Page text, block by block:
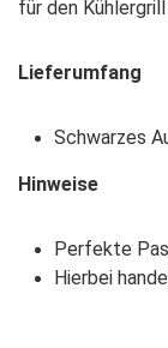
für den Kühlergrill
Lieferumfang
Schwarzes
Hinweise
Perfekte
Hierbei